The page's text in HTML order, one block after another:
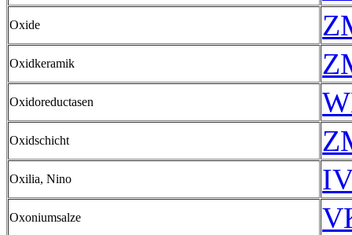
Oxide
Oxidkeramik
Oxidoreductasen
Oxidschicht
Oxilia, Nino
Oxoniumsalze